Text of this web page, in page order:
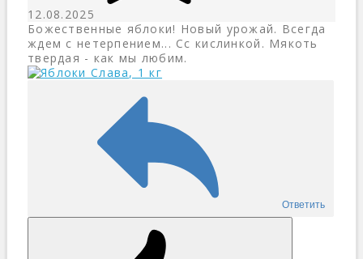
12.08.2025
Божественные яблоки! Новый урожай. Всегда
ждем с нетерпением... Сс кислинкой. Мякоть
твердая - как мы любим.
Ответить